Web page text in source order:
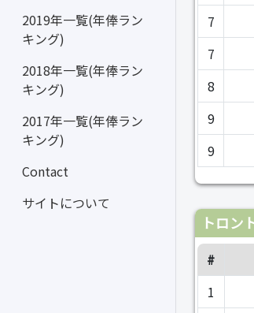
2019年一覧(年俸ラン
キング)
2018年一覧(年俸ラン
キング)
2017年一覧(年俸ラン
キング)
Contact
サイトについて
7
7
8
9
9
トロン
#
1